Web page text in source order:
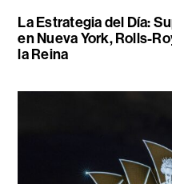
La Estrategia del Día:
en Nueva York, Rolls-
la Reina